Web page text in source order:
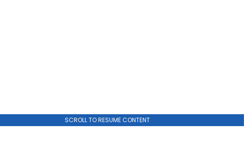
SCROLL TO RESUME CONTENT